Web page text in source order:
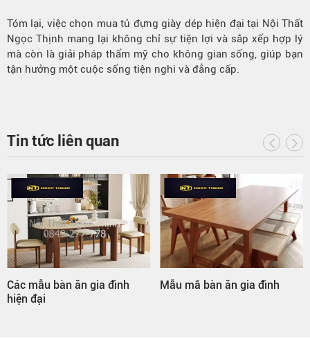
Tóm lại, việc chọn mua tủ đựng giày dép hiện đại tại Nội Thất
Ngọc Thịnh mang lại không chỉ sự tiện lợi và sắp xếp hợp lý
mà còn là giải pháp thẩm mỹ cho không gian sống, giúp bạn
tận hưởng một cuộc sống tiện nghi và đẳng cấp.
Tin tức liên quan
Các mẫu bàn ăn gia đình
hiện đại
Mẫu mã bàn ăn gia đình